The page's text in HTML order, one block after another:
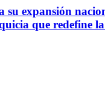
su expansión
que redefine